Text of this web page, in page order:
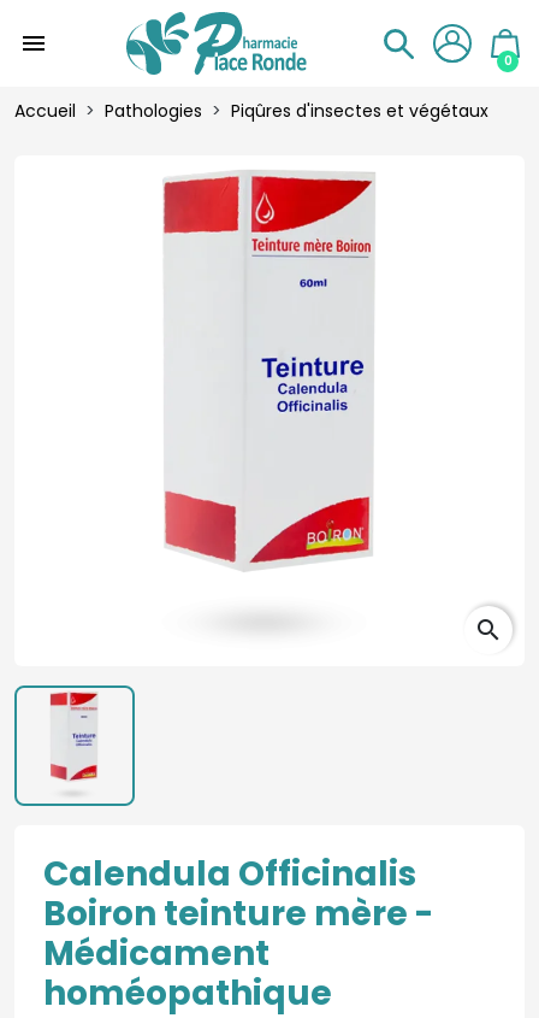
menu
0
Accueil Pathologies Piqûres d'insectes et végétaux
search
Calendula Officinalis
Boiron teinture mère -
Médicament
homéopathique